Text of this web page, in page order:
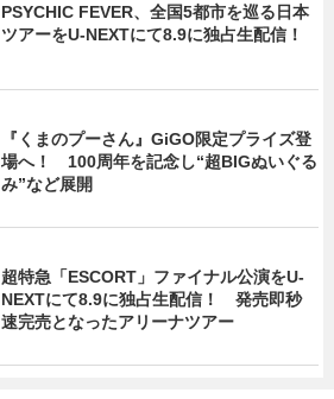
PSYCHIC FEVER、全国5都市を巡る日本
ツアーをU‐NEXTにて8.9に独占生配信！
『くまのプーさん』GiGO限定プライズ登
場へ！ 100周年を記念し“超BIGぬいぐる
み”など展開
超特急「ESCORT」ファイナル公演をU-
NEXTにて8.9に独占生配信！ 発売即秒
速完売となったアリーナツアー